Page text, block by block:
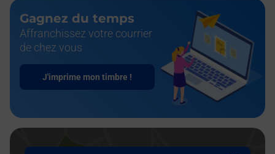
Gagnez du temps
Affranchissez votre courrier
de chez vous
J'imprime mon timbre !